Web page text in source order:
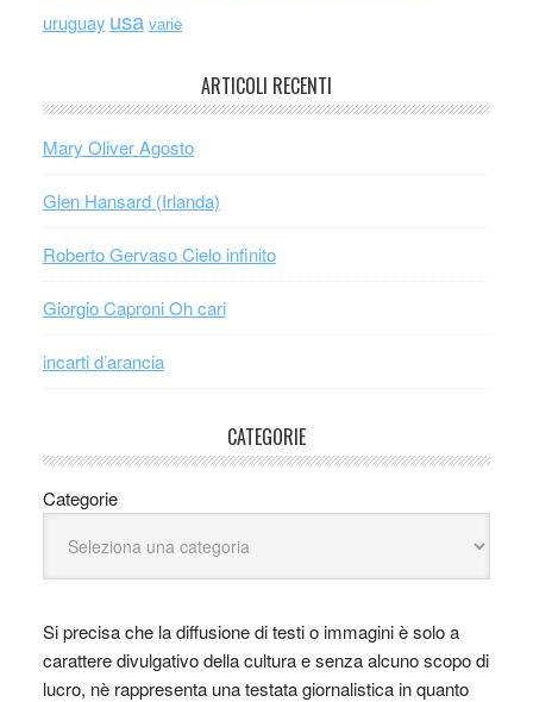
uruguay usa varie
ARTICOLI RECENTI
Mary Oliver Agosto
Glen Hansard (Irlanda)
Roberto Gervaso Cielo infinito
Giorgio Caproni Oh cari
incarti d’arancia
CATEGORIE
Categorie
Si precisa che la diffusione di testi o immagini è solo a
carattere divulgativo della cultura e senza alcuno scopo di
lucro, nè rappresenta una testata giornalistica in quanto